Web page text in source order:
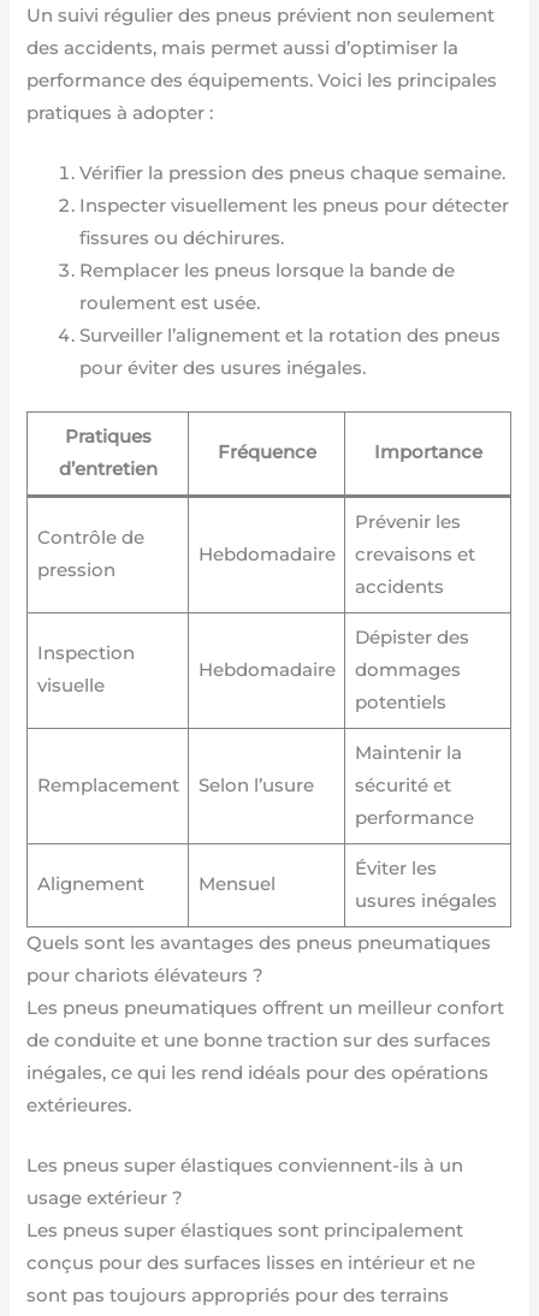
Un suivi régulier des pneus prévient non seulement
des accidents, mais permet aussi d’optimiser la
performance des équipements. Voici les principales
pratiques à adopter :
Vérifier la pression des pneus chaque semaine.
Inspecter visuellement les pneus pour détecter
fissures ou déchirures.
Remplacer les pneus lorsque la bande de
roulement est usée.
Surveiller l’alignement et la rotation des pneus
pour éviter des usures inégales.
Pratiques
d’entretien
Fréquence Importance
Contrôle de
pression
Hebdomadaire
Prévenir les
crevaisons et
accidents
Inspection
visuelle
Hebdomadaire
Dépister des
dommages
potentiels
Remplacement Selon l’usure
Maintenir la
sécurité et
performance
Alignement Mensuel
Éviter les
usures inégales
Quels sont les avantages des pneus pneumatiques
pour chariots élévateurs ?
Les pneus pneumatiques offrent un meilleur confort
de conduite et une bonne traction sur des surfaces
inégales, ce qui les rend idéals pour des opérations
extérieures.
Les pneus super élastiques conviennent-ils à un
usage extérieur ?
Les pneus super élastiques sont principalement
conçus pour des surfaces lisses en intérieur et ne
sont pas toujours appropriés pour des terrains